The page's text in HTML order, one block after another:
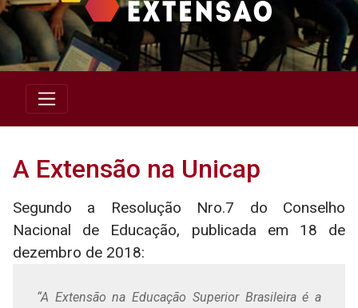
A Extensão na Unicap
Segundo a Resolução Nro.7 do Conselho
Nacional de Educação, publicada em 18 de
dezembro de 2018:
“A Extensão na Educação Superior Brasileira é a